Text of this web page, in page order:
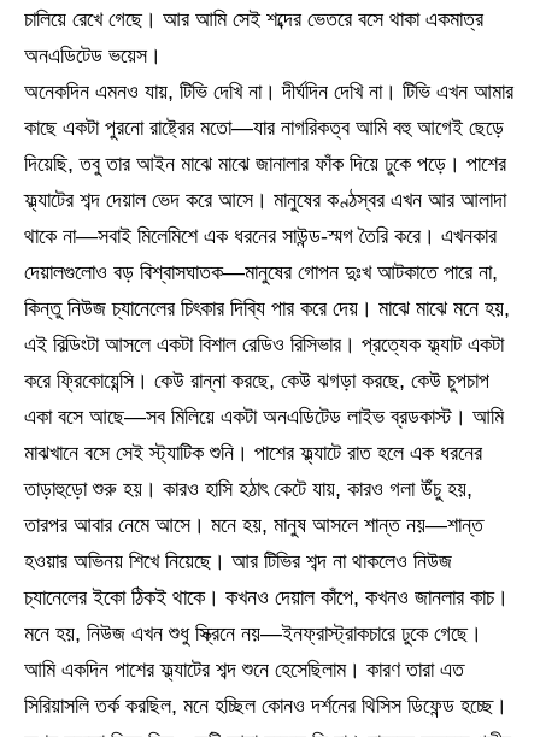
চালিয়ে রেখে গেছে। আর আমি সেই শব্দের ভেতরে বসে থাকা একমাত্র
অনএডিটেড ভয়েস।
অনেকদিন এমনও যায়, টিভি দেখি না। দীর্ঘদিন দেখি না। টিভি এখন আমার
কাছে একটা পুরনো রাষ্ট্রের মতো—যার নাগরিকত্ব আমি বহু আগেই ছেড়ে
দিয়েছি, তবু তার আইন মাঝে মাঝে জানালার ফাঁক দিয়ে ঢুকে পড়ে। পাশের
ফ্ল্যাটের শব্দ দেয়াল ভেদ করে আসে। মানুষের কণ্ঠস্বর এখন আর আলাদা
থাকে না—সবাই মিলেমিশে এক ধরনের সাউন্ড-স্মগ তৈরি করে। এখনকার
দেয়ালগুলোও বড় বিশ্বাসঘাতক—মানুষের গোপন দুঃখ আটকাতে পারে না,
কিন্তু নিউজ চ্যানেলের চিৎকার দিব্যি পার করে দেয়। মাঝে মাঝে মনে হয়,
এই বিল্ডিংটা আসলে একটা বিশাল রেডিও রিসিভার। প্রত্যেক ফ্ল্যাট একটা
করে ফ্রিকোয়েন্সি। কেউ রান্না করছে, কেউ ঝগড়া করছে, কেউ চুপচাপ
একা বসে আছে—সব মিলিয়ে একটা অনএডিটেড লাইভ ব্রডকাস্ট। আমি
মাঝখানে বসে সেই স্ট্যাটিক শুনি। পাশের ফ্ল্যাটে রাত হলে এক ধরনের
তাড়াহুড়ো শুরু হয়। কারও হাসি হঠাৎ কেটে যায়, কারও গলা উঁচু হয়,
তারপর আবার নেমে আসে। মনে হয়, মানুষ আসলে শান্ত নয়—শান্ত
হওয়ার অভিনয় শিখে নিয়েছে। আর টিভির শব্দ না থাকলেও নিউজ
চ্যানেলের ইকো ঠিকই থাকে। কখনও দেয়াল কাঁপে, কখনও জানলার কাচ।
মনে হয়, নিউজ এখন শুধু স্ক্রিনে নয়—ইনফ্রাস্ট্রাকচারে ঢুকে গেছে।
আমি একদিন পাশের ফ্ল্যাটের শব্দ শুনে হেসেছিলাম। কারণ তারা এত
সিরিয়াসলি তর্ক করছিল, মনে হচ্ছিল কোনও দর্শনের থিসিস ডিফেন্ড হচ্ছে।